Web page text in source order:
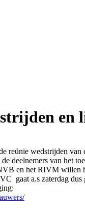
en
reünie wedstrijden
deelnemers van het
en het RIVM willen
gaat a.s zaterdag